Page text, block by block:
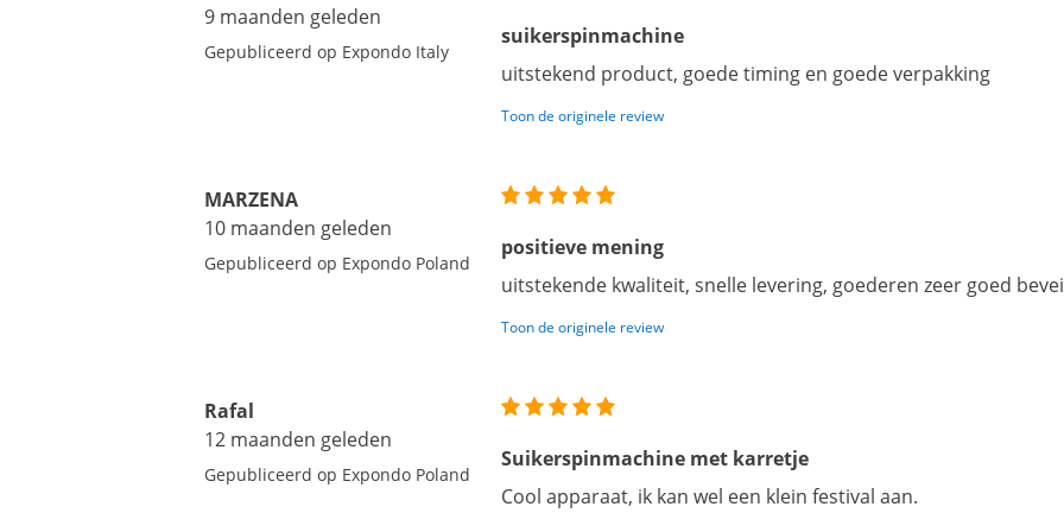
9 maanden geleden
Gepubliceerd op Expondo Italy
suikerspinmachine
uitstekend product, goede timing en goede verpakking
Toon de originele review
MARZENA
10 maanden geleden
Gepubliceerd op Expondo Poland
positieve mening
uitstekende kwaliteit, snelle levering, goederen zeer goed
Toon de originele review
Rafal
12 maanden geleden
Gepubliceerd op Expondo Poland
Suikerspinmachine met karretje
Cool apparaat, ik kan wel een klein festival aan.